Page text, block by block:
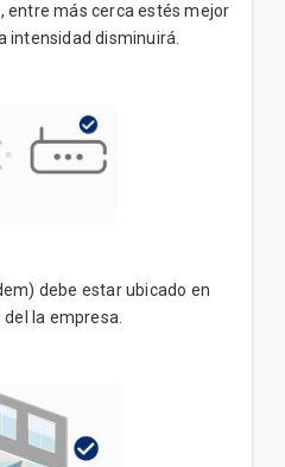
entre más cerca estés mejor
intensidad disminuirá.
debe estar ubicado en
la empresa.